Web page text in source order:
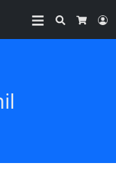
Search